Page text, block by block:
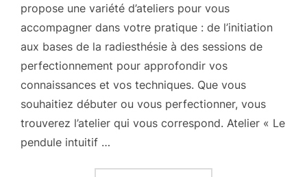
propose une variété d’ateliers pour vous
accompagner dans votre pratique : de l’initiation
aux bases de la radiesthésie à des sessions de
perfectionnement pour approfondir vos
connaissances et vos techniques. Que vous
souhaitiez débuter ou vous perfectionner, vous
trouverez l’atelier qui vous correspond. Atelier « Le
pendule intuitif …